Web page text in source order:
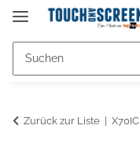
Zurück zur Liste X70IC